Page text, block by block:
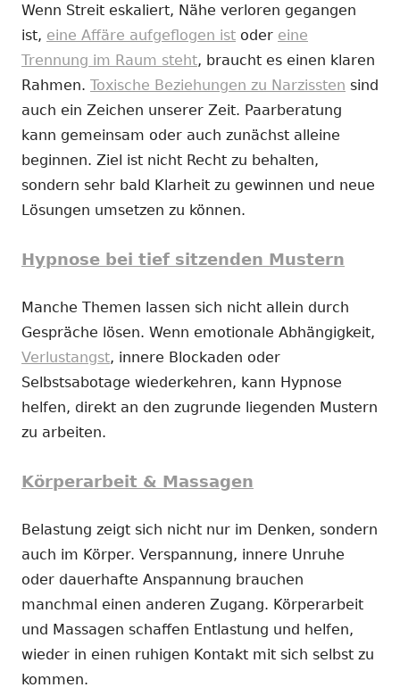
Wenn Streit eskaliert, Nähe verloren gegangen
ist, eine Affäre aufgeflogen ist oder eine
Trennung im Raum steht, braucht es einen klaren
Rahmen. Toxische Beziehungen zu Narzissten sind
auch ein Zeichen unserer Zeit. Paarberatung
kann gemeinsam oder auch zunächst alleine
beginnen. Ziel ist nicht Recht zu behalten,
sondern sehr bald Klarheit zu gewinnen und neue
Lösungen umsetzen zu können.
Hypnose bei tief sitzenden Mustern
Manche Themen lassen sich nicht allein durch
Gespräche lösen. Wenn emotionale Abhängigkeit,
Verlustangst, innere Blockaden oder
Selbstsabotage wiederkehren, kann Hypnose
helfen, direkt an den zugrunde liegenden Mustern
zu arbeiten.
Körperarbeit & Massagen
Belastung zeigt sich nicht nur im Denken, sondern
auch im Körper. Verspannung, innere Unruhe
oder dauerhafte Anspannung brauchen
manchmal einen anderen Zugang. Körperarbeit
und Massagen schaffen Entlastung und helfen,
wieder in einen ruhigen Kontakt mit sich selbst zu
kommen.